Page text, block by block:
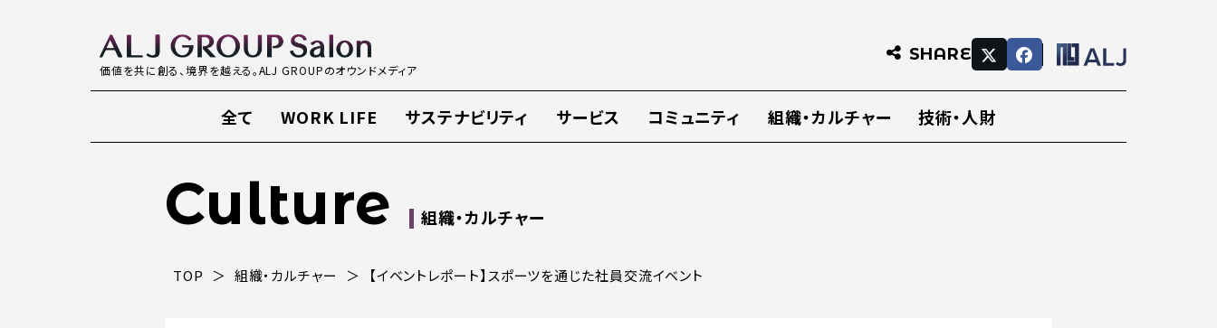
価値を共に創る、境界を越える。ALJ GROUPのオウンドメディア
SHARE
全て WORK LIFE サステナビリティ サービス コミュニティ 組織・カルチャー 技術・人財
Culture 組織・カルチャー
TOP 組織・カルチャー 【イベントレポート】スポーツを通じた社員交流イベント